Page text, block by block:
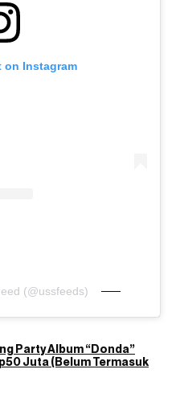
on Instagram
(@ussfeeds)
Party Album “Donda”
Juta (Belum Termasuk